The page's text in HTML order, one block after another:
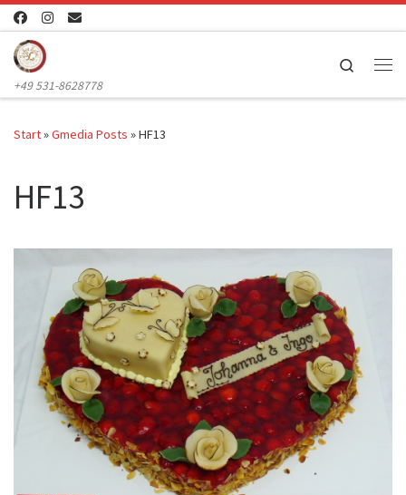
Zum Inhalt springen
+49 531-8628778
Search
Start»Gmedia Posts »HF13
HF13